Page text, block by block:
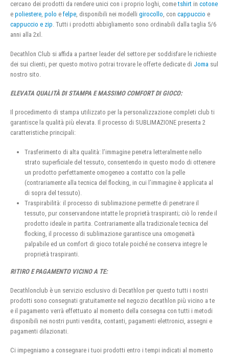
cercano dei prodotti da rendere unici con i proprio loghi, cometshirt in cotone
e poliestere, polo e felpe, disponibili nei modelli girocollo, con cappuccio e
cappuccio e zip. Tutti i prodotti abbigliamento sono ordinabili dalla taglia 5/6
anni alla 2xl.
Decathlon Club si affida a partner leader del settore per soddisfare le richieste
dei sui clienti, per questo motivo potrai trovare le offerte dedicate di Joma sul
nostro sito.
ELEVATA QUALITÀ DI STAMPA E MASSIMO COMFORT DI GIOCO:
Il procedimento di stampa utilizzato per la personalizzazione completi club ti
garantisce la qualità più elevata. Il processo di SUBLIMAZIONE presenta 2
caratteristiche principali:
Trasferimento di alta qualità: l’immagine penetra letteralmente nello
strato superficiale del tessuto, consentendo in questo modo di ottenere
un prodotto perfettamente omogeneo a contatto con la pelle
(contrariamente alla tecnica del flocking, in cui l’immagine è applicata al
di sopra del tessuto).
Traspirabilità: il processo di sublimazione permette di penetrare il
tessuto, pur conservandone intatte le proprietà traspiranti; ciò lo rende il
prodotto ideale in partita. Contrariamente alla tradizionale tecnica del
flocking, il processo di sublimazione garantisce una omogeneità
palpabile ed un comfort di gioco totale poiché ne conserva integre le
proprietà traspiranti.
RITIRO E PAGAMENTO VICINO A TE:
Decathlonclub è un servizio esclusivo di Decathlon per questo tutti i nostri
prodotti sono consegnati gratuitamente nel negozio decathlon più vicino a te
e il pagamento verrà effettuato al momento della consegna con tutti i metodi
disponibili nei nostri punti vendita, contanti, pagamenti elettronici, assegni e
pagamenti dilazionati.
Ci impegniamo a consegnare i tuoi prodotti entro i tempi indicati al momento